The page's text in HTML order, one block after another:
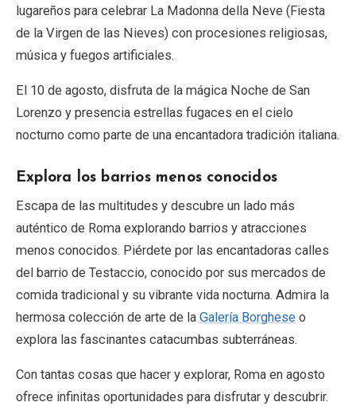
lugareños para celebrar La Madonna della Neve (Fiesta
de la Virgen de las Nieves) con procesiones religiosas,
música y fuegos artificiales.
El 10 de agosto, disfruta de la mágica Noche de San
Lorenzo y presencia estrellas fugaces en el cielo
nocturno como parte de una encantadora tradición italiana.
Explora los barrios menos conocidos
Escapa de las multitudes y descubre un lado más
auténtico de Roma explorando barrios y atracciones
menos conocidos. Piérdete por las encantadoras calles
del barrio de Testaccio, conocido por sus mercados de
comida tradicional y su vibrante vida nocturna. Admira la
hermosa colección de arte de la Galería Borghese o
explora las fascinantes catacumbas subterráneas.
Con tantas cosas que hacer y explorar, Roma en agosto
ofrece infinitas oportunidades para disfrutar y descubrir.